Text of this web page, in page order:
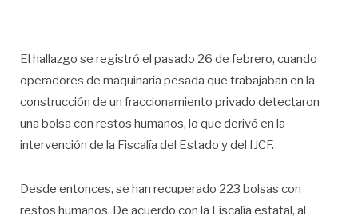
El hallazgo se registró el pasado 26 de febrero, cuando
operadores de maquinaria pesada que trabajaban en la
construcción de un fraccionamiento privado detectaron
una bolsa con restos humanos, lo que derivó en la
intervención de la Fiscalía del Estado y del IJCF.
Desde entonces, se han recuperado 223 bolsas con
restos humanos. De acuerdo con la Fiscalía estatal, al